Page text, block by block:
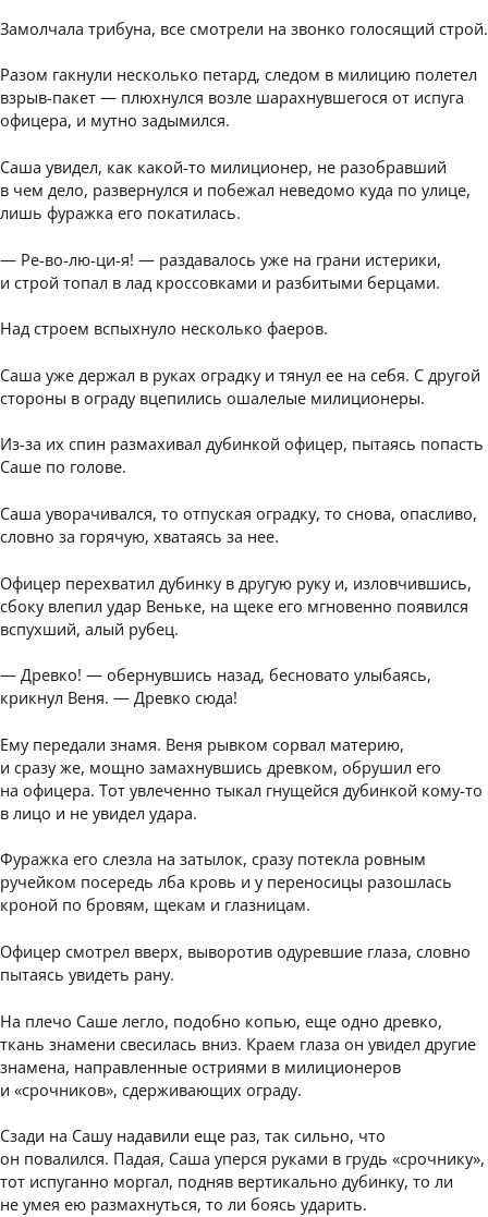
Замолчала трибуна, все смотрели на звонко голосящий строй.
Разом гакнули несколько петард, следом в милицию полетел
взрыв-пакет — плюхнулся возле шарахнувшегося от испуга
офицера, и мутно задымился.
Саша увидел, как какой-то милиционер, не разобравший
в чем дело, развернулся и побежал неведомо куда по улице,
лишь фуражка его покатилась.
— Ре-во-лю-ци-я! — раздавалось уже на грани истерики,
и строй топал в лад кроссовками и разбитыми берцами.
Над строем вспыхнуло несколько фаеров.
Саша уже держал в руках оградку и тянул ее на себя. С другой
стороны в ограду вцепились ошалелые милиционеры.
Из-за их спин размахивал дубинкой офицер, пытаясь попасть
Саше по голове.
Саша уворачивался, то отпуская оградку, то снова, опасливо,
словно за горячую, хватаясь за нее.
Офицер перехватил дубинку в другую руку и, изловчившись,
сбоку влепил удар Веньке, на щеке его мгновенно появился
вспухший, алый рубец.
— Древко! — обернувшись назад, бесновато улыбаясь,
крикнул Веня. — Древко сюда!
Ему передали знамя. Веня рывком сорвал материю,
и сразу же, мощно замахнувшись древком, обрушил его
на офицера. Тот увлеченно тыкал гнущейся дубинкой кому-то
в лицо и не увидел удара.
Фуражка его слезла на затылок, сразу потекла ровным
ручейком посередь лба кровь и у переносицы разошлась
кроной по бровям, щекам и глазницам.
Офицер смотрел вверх, выворотив одуревшие глаза, словно
пытаясь увидеть рану.
На плечо Саше легло, подобно копью, еще одно древко,
ткань знамени свесилась вниз. Краем глаза он увидел другие
знамена, направленные остриями в милиционеров
и «срочников», сдерживающих ограду.
Сзади на Сашу надавили еще раз, так сильно, что
он повалился. Падая, Саша уперся руками в грудь «срочнику»,
тот испуганно моргал, подняв вертикально дубинку, то ли
не умея ею размахнуться, то ли боясь ударить.